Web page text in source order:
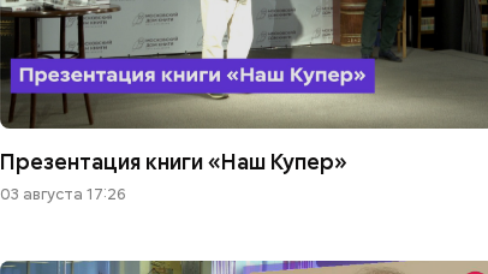
Презентация книги «Наш Купер»
03 августа 17:26